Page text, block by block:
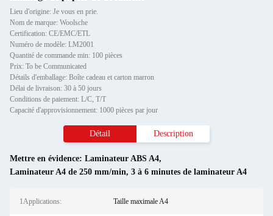
Lieu d'origine: Je vous en prie.
Nom de marque: Woolsche
Certification: CE/EMC/ETL
Numéro de modèle: LM2001
Quantité de commande min: 100 pièces
Prix: To be Communicated
Détails d'emballage: Boîte cadeau et carton marron
Délai de livraison: 30 à 50 jours
Conditions de paiement: L/C, T/T
Capacité d'approvisionnement: 1000 pièces par jour
Détail Description
Mettre en évidence: Laminateur ABS A4,
Laminateur A4 de 250 mm/min, 3 à 6 minutes de laminateur A4
1Applications: Taille maximale A4